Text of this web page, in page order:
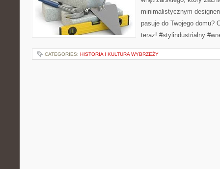
minimalistycznym
pasuje do Twojego domu?
teraz! #stylindustrialny
CATEGORIES: HISTORIA I KULTURA WYBRZEŻY